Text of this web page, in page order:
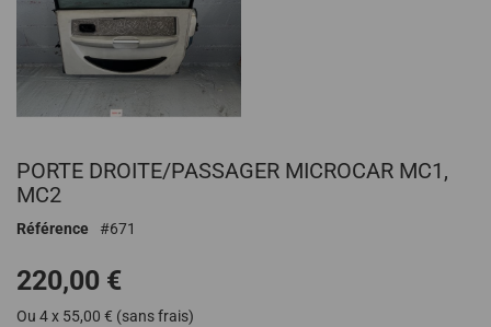
au
début
la
d’images
PORTE DROITE/PASSAGER MICROCAR MC1,
MC2
Référence 671
220,00 €
Ou 4 x 55,00 € (sans frais)